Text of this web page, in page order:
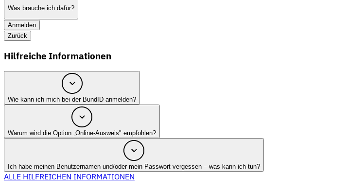
Was brauche ich dafür?
Anmelden
Zurück
Hilfreiche Informationen
Wie kann ich mich bei der BundID anmelden?
Warum wird die Option „Online-Ausweis" empfohlen?
Ich habe meinen Benutzernamen und/oder mein Passwort vergessen – was kann ich tun?
ALLE HILFREICHEN INFORMATIONEN